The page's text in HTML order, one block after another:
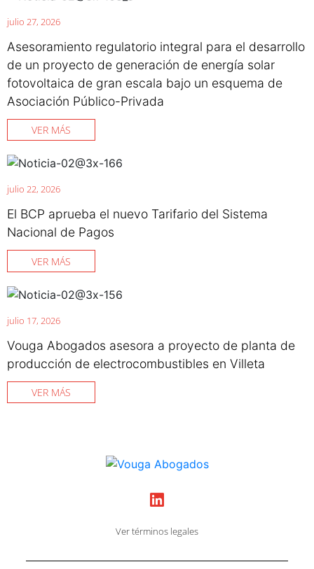
julio 27, 2026
Asesoramiento regulatorio integral para el desarrollo
de un proyecto de generación de energía solar
fotovoltaica de gran escala bajo un esquema de
Asociación Público-Privada
VER MÁS
julio 22, 2026
El BCP aprueba el nuevo Tarifario del Sistema
Nacional de Pagos
VER MÁS
julio 17, 2026
Vouga Abogados asesora a proyecto de planta de
producción de electrocombustibles en Villeta
VER MÁS
Ver términos legales